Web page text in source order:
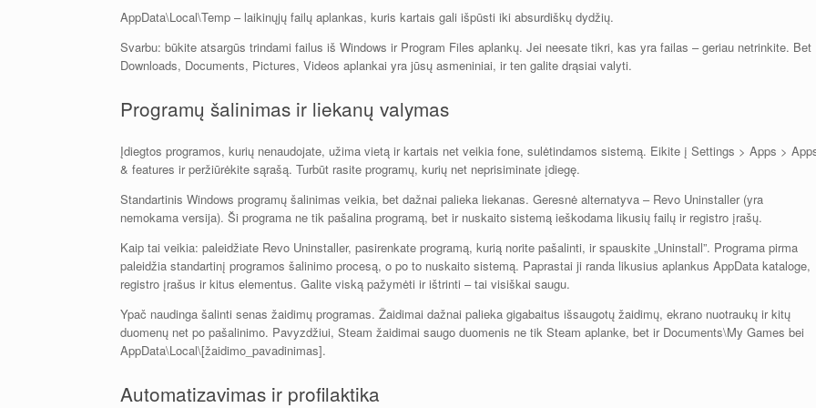
AppData\Local\Temp – laikinųjų failų aplankas, kuris kartais gali išpūsti iki absurdiškų dydžių.
Svarbu: būkite atsargūs trindami failus iš Windows ir Program Files aplankų. Jei neesate tikri, kas yra failas – geriau netrinkite. Bet
Downloads, Documents, Pictures, Videos aplankai yra jūsų asmeniniai, ir ten galite drąsiai valyti.
Programų šalinimas ir liekanų valymas
Įdiegtos programos, kurių nenaudojate, užima vietą ir kartais net veikia fone, sulėtindamos sistemą. Eikite į Settings > Apps >
& features ir peržiūrėkite sąrašą. Turbūt rasite programų, kurių net neprisiminate įdiegę.
Standartinis Windows programų šalinimas veikia, bet dažnai palieka liekanas. Geresnė alternatyva – Revo Uninstaller (yra
nemokama versija). Ši programa ne tik pašalina programą, bet ir nuskaito sistemą ieškodama likusių failų ir registro įrašų.
Kaip tai veikia: paleidžiate Revo Uninstaller, pasirenkate programą, kurią norite pašalinti, ir spauskite „Uninstall”. Programa pirma
paleidžia standartinį programos šalinimo procesą, o po to nuskaito sistemą. Paprastai ji randa likusius aplankus AppData kataloge,
registro įrašus ir kitus elementus. Galite viską pažymėti ir ištrinti – tai visiškai saugu.
Ypač naudinga šalinti senas žaidimų programas. Žaidimai dažnai palieka gigabaitus išsaugotų žaidimų, ekrano nuotraukų ir kitų
duomenų net po pašalinimo. Pavyzdžiui, Steam žaidimai saugo duomenis ne tik Steam aplanke, bet ir Documents\My Games bei
AppData\Local\[žaidimo_pavadinimas].
Automatizavimas ir profilaktika